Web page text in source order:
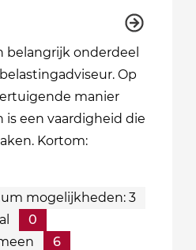
belangrijk onderdeel
Op
manier
is een vaardigheid die
Kortom:
mogelijkheden: 3
0
6